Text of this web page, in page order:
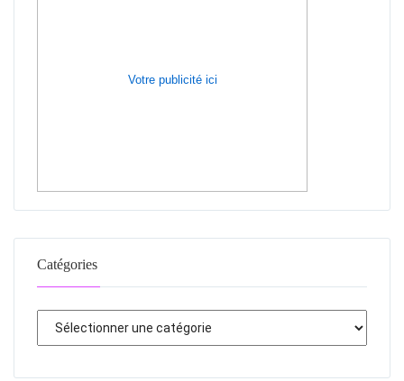
Votre publicité ici
Catégories